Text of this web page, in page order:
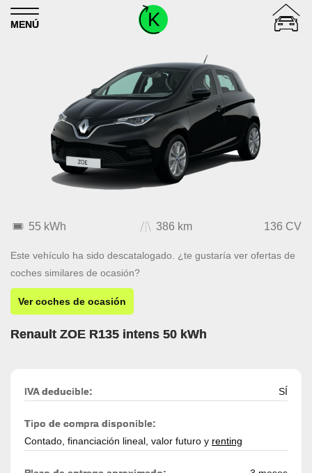
Skip to content
MENÚ
55 kWh 386 km 136 CV
Este vehículo ha sido descatalogado. ¿te gustaría ver ofertas de
coches similares de ocasión?
Ver coches de ocasión
Renault ZOE R135 intens 50 kWh
IVA deducible: SÍ
Tipo de compra disponible:
Contado, financiación lineal, valor futuro y renting